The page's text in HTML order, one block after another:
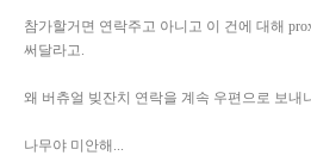
참가할거면 연락주고 아니고 이 건에 대해
써달라고.
왜 버츄얼 빚잔치 연락을 계속 우편으로 보내
나무야 미안해...